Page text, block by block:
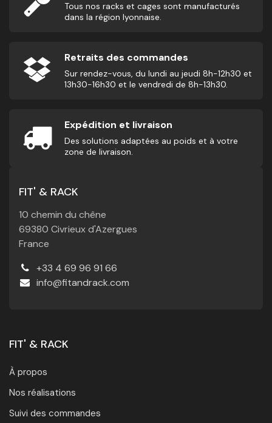
Tous nos racks et cages sont manufacturés
dans la région lyonnaise.
Retraits des commandes
Sur rendez-vous, du lundi au jeudi 8h-12h30 et
13h30-16h30 et le vendredi de 8h-13h30.
Expédition et livraison
Des solutions adaptées au poids et à votre
zone de livraison.
FIT' & RACK
10 chemin du chêne
69380 Civrieux d'Azergues
France
+33 4 69 96 91 66
info@fitandrack.com
FIT' & RACK
À propos
Nos réalisations
Suivi des commandes